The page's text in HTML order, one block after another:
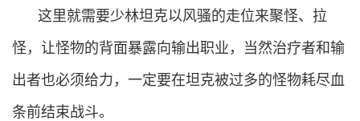
这里就需要少林坦克以风骚的走位来聚怪、拉
怪，让怪物的背面暴露向输出职业，当然治疗者和输
出者也必须给力，一定要在坦克被过多的怪物耗尽血
条前结束战斗。